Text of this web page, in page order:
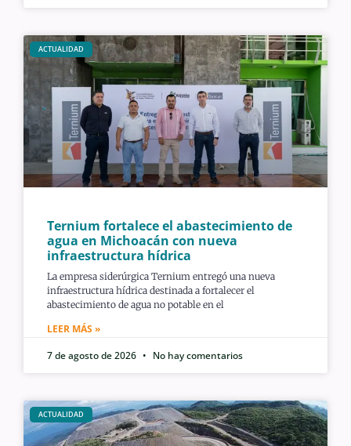
ACTUALIDAD
Ternium fortalece el abastecimiento de
agua en Michoacán con nueva
infraestructura hídrica
La empresa siderúrgica Ternium entregó una nueva
infraestructura hídrica destinada a fortalecer el
abastecimiento de agua no potable en el
LEER MÁS »
7 de agosto de 2026
No hay comentarios
ACTUALIDAD